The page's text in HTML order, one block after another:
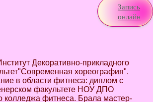
Запись
онлайн
Декоративно-прикладного
хореография".
в области фитнеса: диплом с
факультете НОУ ДПО
колледжа фитнеса. Брала мастер-